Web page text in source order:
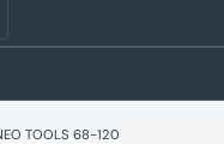
TOOLS 68-120